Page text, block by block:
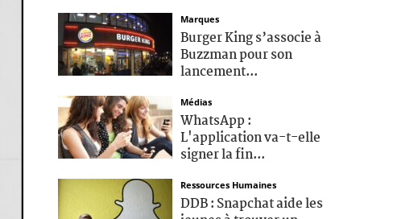
Marques
Burger King s’associe à
Buzzman pour son
lancement...
Médias
WhatsApp :
L'application va-t-elle
signer la fin...
Ressources Humaines
DDB : Snapchat aide les